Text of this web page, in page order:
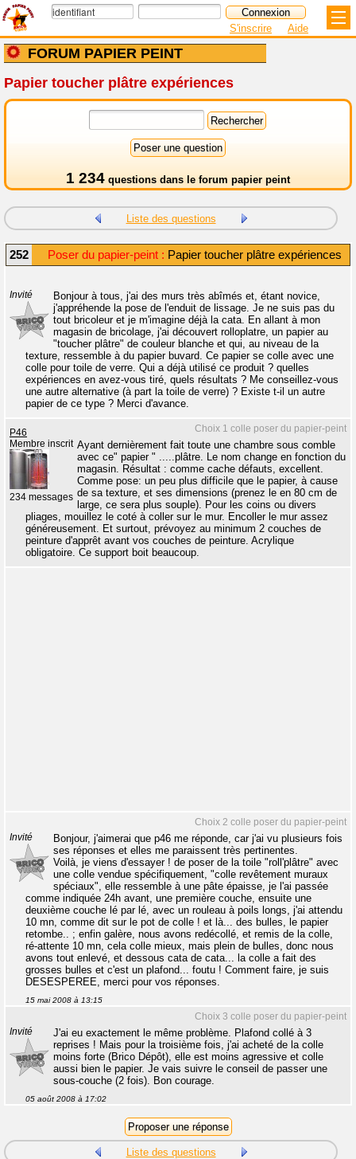
FORUM PAPIER PEINT
S'inscrire Aide
Papier toucher plâtre expériences
1 234 questions dans le forum papier peint
Liste des questions
252 Poser du papier-peint : Papier toucher plâtre expériences
Invité
Bonjour à tous, j'ai des murs très abîmés et, étant novice,
j'appréhende la pose de l'enduit de lissage. Je ne suis pas du
tout bricoleur et je m'imagine déjà la cata. En allant à mon
magasin de bricolage, j'ai découvert rolloplatre, un papier au
"toucher plâtre" de couleur blanche et qui, au niveau de la
texture, ressemble à du papier buvard. Ce papier se colle avec une
colle pour toile de verre. Qui a déjà utilisé ce produit ? quelles
expériences en avez-vous tiré, quels résultats ? Me conseillez-vous
une autre alternative (à part la toile de verre) ? Existe t-il un autre
papier de ce type ? Merci d'avance.
Choix 1 colle poser du papier-peint
P46
Membre inscrit
234 messages
Ayant dernièrement fait toute une chambre sous comble
avec ce" papier " .....plâtre. Le nom change en fonction du
magasin. Résultat : comme cache défauts, excellent.
Comme pose: un peu plus difficile que le papier, à cause
de sa texture, et ses dimensions (prenez le en 80 cm de
large, ce sera plus souple). Pour les coins ou divers
pliages, mouillez le coté à coller sur le mur. Encoller le mur assez
généreusement. Et surtout, prévoyez au minimum 2 couches de
peinture d'apprêt avant vos couches de peinture. Acrylique
obligatoire. Ce support boit beaucoup.
Choix 2 colle poser du papier-peint
Invité
Bonjour, j'aimerai que p46 me réponde, car j'ai vu plusieurs fois
ses réponses et elles me paraissent très pertinentes.
Voilà, je viens d'essayer ! de poser de la toile "roll'plâtre" avec
une colle vendue spécifiquement, "colle revêtement muraux
spéciaux", elle ressemble à une pâte épaisse, je l'ai passée
comme indiquée 24h avant, une première couche, ensuite une
deuxième couche lé par lé, avec un rouleau à poils longs, j'ai attendu
10 mn, comme dit sur le pot de colle ! et là... des bulles, le papier
retombe.. ; enfin galère, nous avons redécollé, et remis de la colle,
ré-attente 10 mn, cela colle mieux, mais plein de bulles, donc nous
avons tout enlevé, et dessous cata de cata... la colle a fait des
grosses bulles et c'est un plafond... foutu ! Comment faire, je suis
DESESPEREE, merci pour vos réponses.
15 mai 2008 à 13:15
Choix 3 colle poser du papier-peint
Invité
J'ai eu exactement le même problème. Plafond collé à 3
reprises ! Mais pour la troisième fois, j'ai acheté de la colle
moins forte (Brico Dépôt), elle est moins agressive et colle
aussi bien le papier. Je vais suivre le conseil de passer une
sous-couche (2 fois). Bon courage.
05 août 2008 à 17:02
Liste des questions